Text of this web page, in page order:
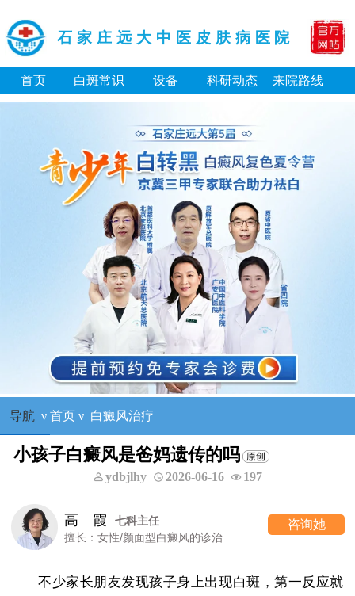
石家庄远大中医皮肤病医院
首页 白斑常识 设备 科研动态 来院路线
导航 ν 首页ν 白癜风治疗
小孩子白癜风是爸妈遗传的吗
ydbjlhy 2026-06-16 197
高 霞
七科主任
擅长：女性/颜面型白癜风的诊治
咨询她
不少家长朋友发现孩子身上出现白斑，第一反应就